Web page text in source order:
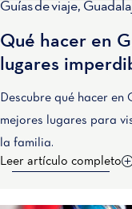
Guías de viaje,
Qué hacer en
lugares
Descubre qué hacer
mejores lugares para
la familia.
Leer artículo completo